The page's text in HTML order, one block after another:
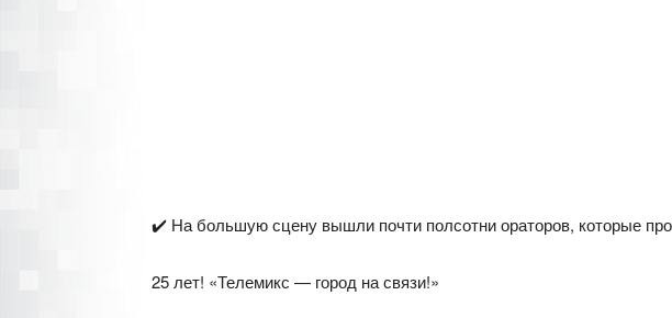
✔️ На большую сцену вышли почти полсотни ораторов, которые
25 лет! «Телемикс — город на связи!»